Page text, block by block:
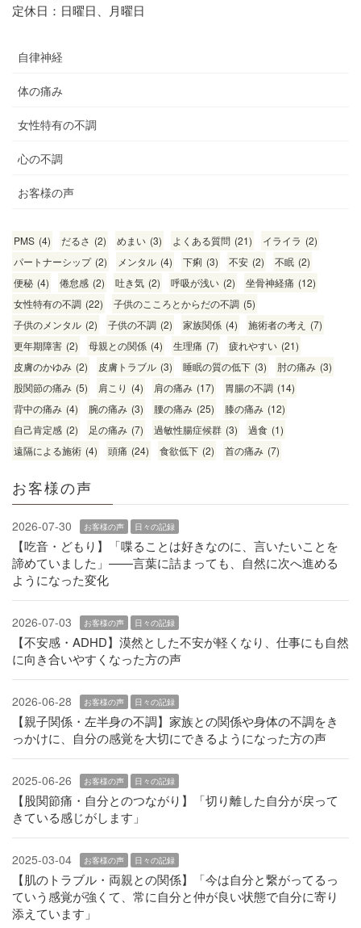
定休日：日曜日、月曜日
自律神経
体の痛み
女性特有の不調
心の不調
お客様の声
PMS (4) だるさ (2) めまい (3) よくある質問 (21) イライラ (2)
パートナーシップ (2) メンタル (4) 下痢 (3) 不安 (2) 不眠 (2)
便秘 (4) 倦怠感 (2) 吐き気 (2) 呼吸が浅い (2) 坐骨神経痛 (12)
女性特有の不調 (22) 子供のこころとからだの不調 (5)
子供のメンタル (2) 子供の不調 (2) 家族関係 (4) 施術者の考え (7)
更年期障害 (2) 母親との関係 (4) 生理痛 (7) 疲れやすい (21)
皮膚のかゆみ (2) 皮膚トラブル (3) 睡眠の質の低下 (3) 肘の痛み (3)
股関節の痛み (5) 肩こり (4) 肩の痛み (17) 胃腸の不調 (14)
背中の痛み (4) 腕の痛み (3) 腰の痛み (25) 膝の痛み (12)
自己肯定感 (2) 足の痛み (7) 過敏性腸症候群 (3) 過食 (1)
遠隔による施術 (4) 頭痛 (24) 食欲低下 (2) 首の痛み (7)
お客様の声
2026-07-30 お客様の声 日々の記録
【吃音・どもり】「喋ることは好きなのに、言いたいことを
諦めていました」——言葉に詰まっても、自然に次へ進める
ようになった変化
2026-07-03 お客様の声 日々の記録
【不安感・ADHD】漠然とした不安が軽くなり、仕事にも自然
に向き合いやすくなった方の声
2026-06-28 お客様の声 日々の記録
【親子関係・左半身の不調】家族との関係や身体の不調をき
っかけに、自分の感覚を大切にできるようになった方の声
2025-06-26 お客様の声 日々の記録
【股関節痛・自分とのつながり】「切り離した自分が戻って
きている感じがします」
2025-03-04 お客様の声 日々の記録
【肌のトラブル・両親との関係】「今は自分と繋がってるっ
ていう感覚が強くて、常に自分と仲が良い状態で自分に寄り
添えています」